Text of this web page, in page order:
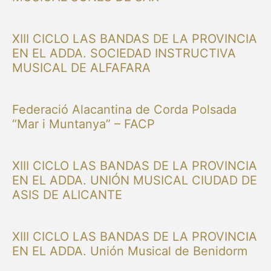
XIII CICLO LAS BANDAS DE LA PROVINCIA
EN EL ADDA. SOCIEDAD INSTRUCTIVA
MUSICAL DE ALFAFARA
Federació Alacantina de Corda Polsada
“Mar i Muntanya” – FACP
XIII CICLO LAS BANDAS DE LA PROVINCIA
EN EL ADDA. UNIÓN MUSICAL CIUDAD DE
ASIS DE ALICANTE
XIII CICLO LAS BANDAS DE LA PROVINCIA
EN EL ADDA. Unión Musical de Benidorm